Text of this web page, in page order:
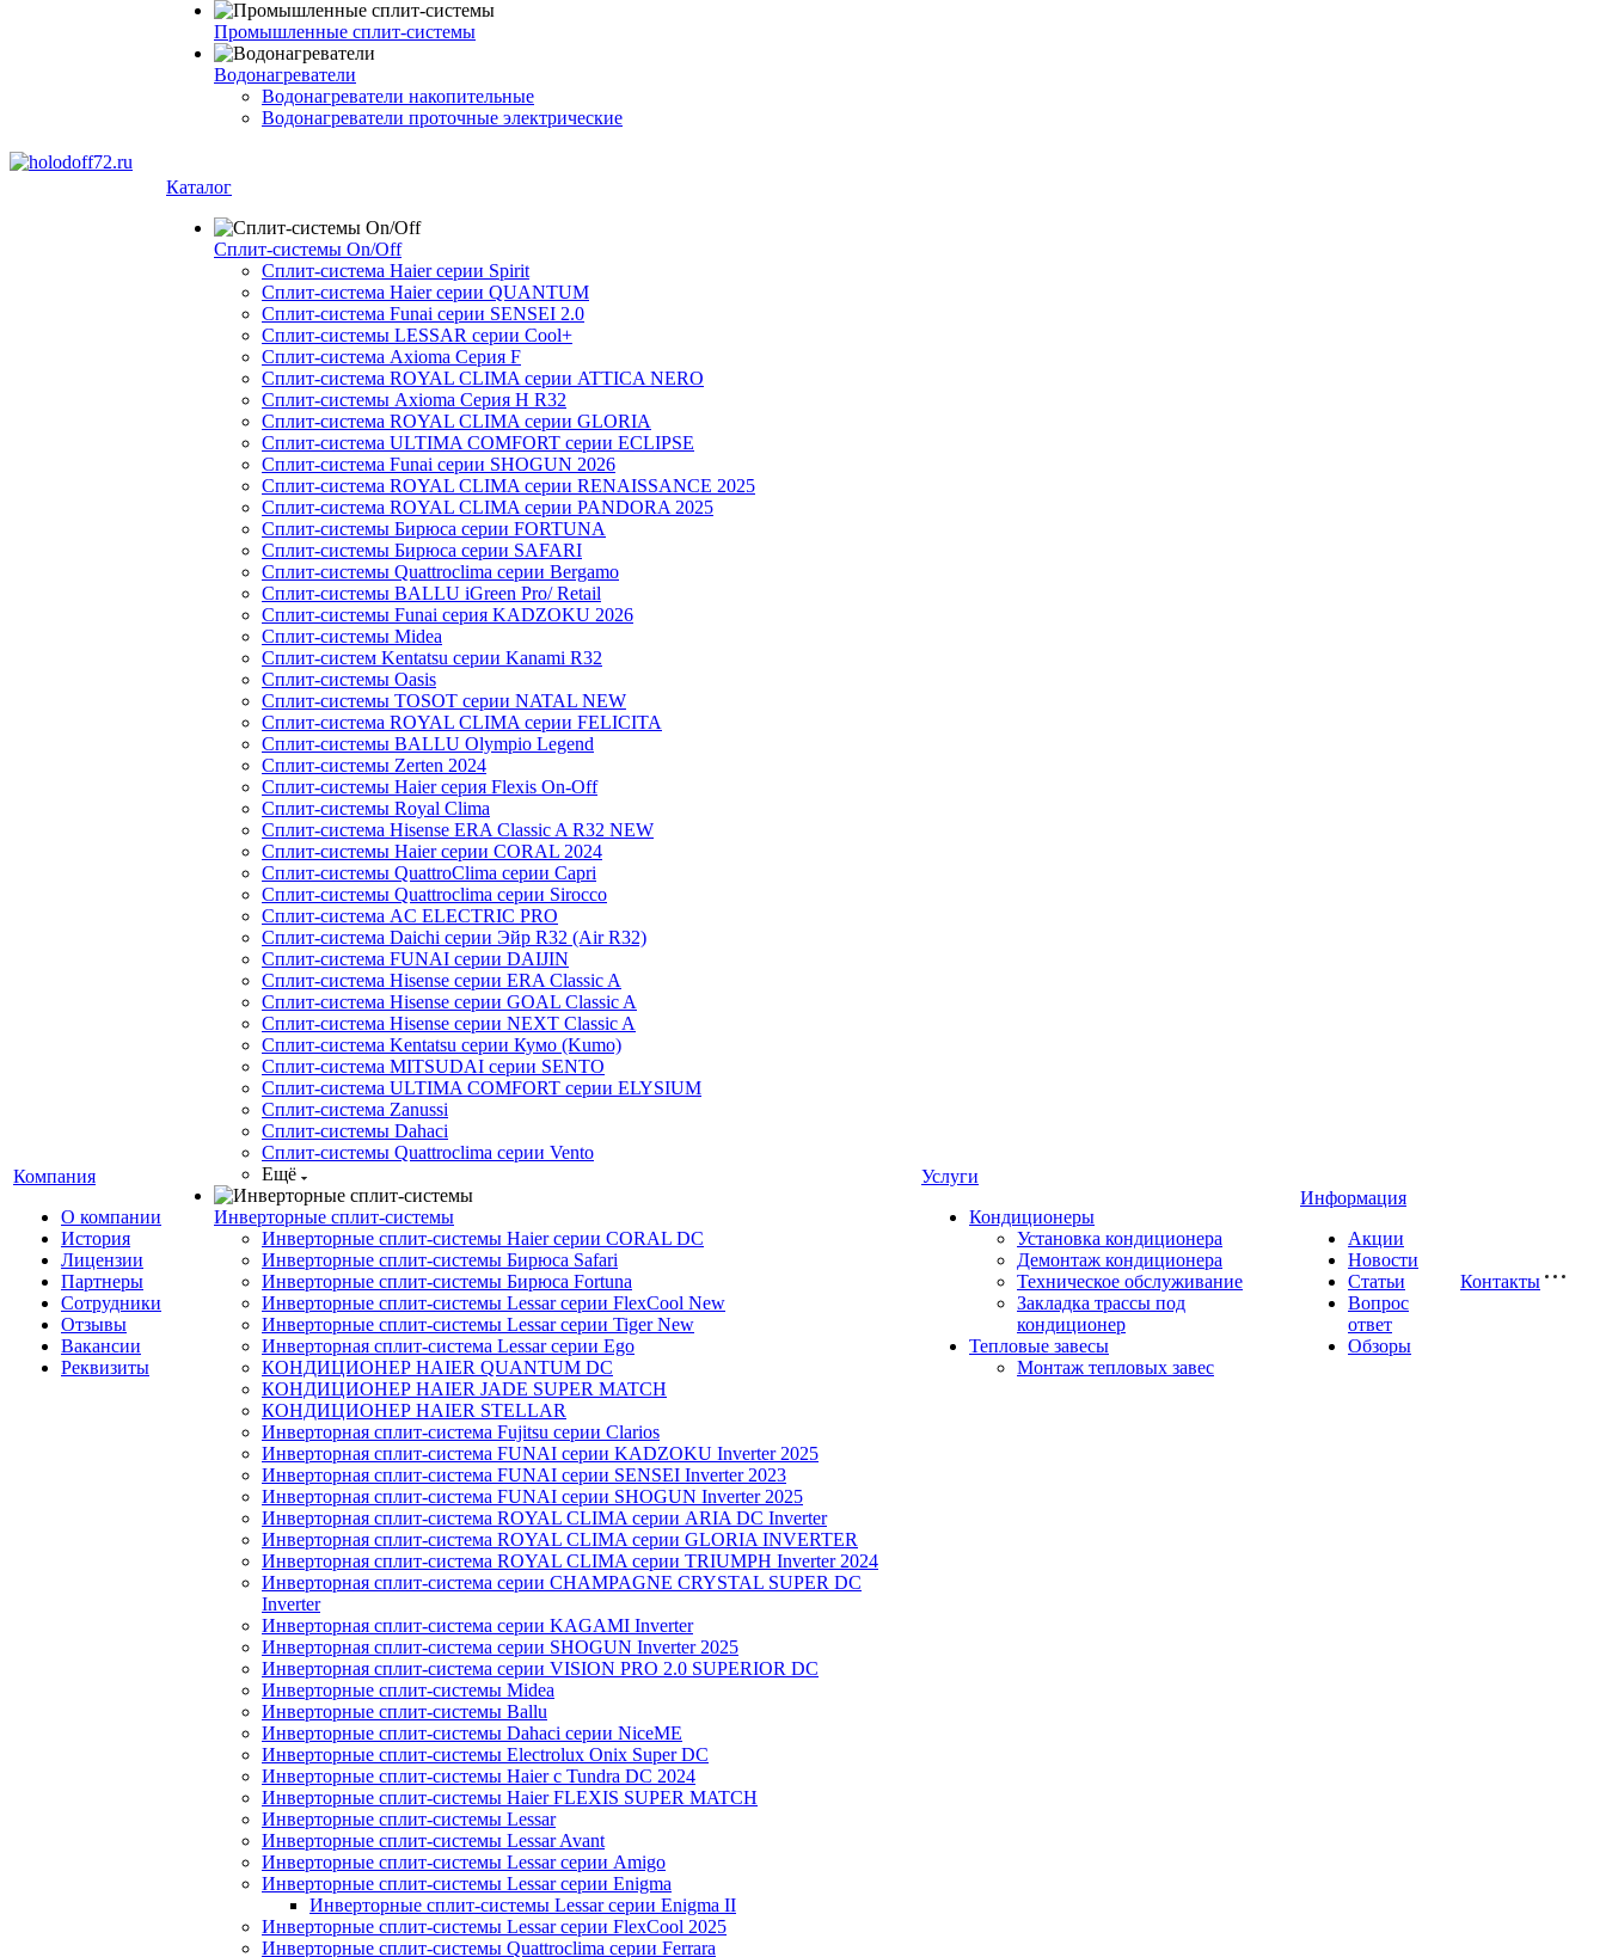
Промышленные сплит-системы
Водонагреватели
Водонагреватели накопительные
Водонагреватели проточные электрические
Компания
О компании
История
Лицензии
Партнеры
Сотрудники
Отзывы
Вакансии
Реквизиты
Каталог
Сплит-системы On/Off
Сплит-система Haier серии Spirit
Сплит-система Haier серии QUANTUM
Сплит-система Funai серии SENSEI 2.0
Сплит-системы LESSAR серии Cool+
Сплит-система Axioma Серия F
Сплит-система ROYAL CLIMA серии ATTICA NERO
Сплит-системы Axioma Серия H R32
Сплит-система ROYAL CLIMA серии GLORIA
Сплит-система ULTIMA COMFORT серии ECLIPSE
Сплит-система Funai серии SHOGUN 2026
Сплит-система ROYAL CLIMA серии RENAISSANCE 2025
Сплит-система ROYAL CLIMA серии PANDORA 2025
Сплит-системы Бирюса серии FORTUNA
Сплит-системы Бирюса серии SAFARI
Сплит-системы Quattroclima серии Bergamo
Сплит-системы BALLU iGreen Pro/ Retail
Сплит-системы Funai серия KADZOKU 2026
Сплит-системы Midea
Сплит-систем Kentatsu серии Kanami R32
Сплит-системы Oasis
Сплит-системы TOSOT серии NATAL NEW
Сплит-система ROYAL CLIMA серии FELICITA
Сплит-системы BALLU Olympio Legend
Сплит-системы Zerten 2024
Сплит-системы Haier серия Flexis On-Off
Сплит-системы Royal Clima
Сплит-система Hisense ERA Classic A R32 NEW
Сплит-системы Haier cерии CORAL 2024
Сплит-системы QuattroClima серии Capri
Сплит-системы Quattroclima серии Sirocco
Сплит-система AC ELECTRIC PRO
Сплит-система Daichi серии Эйр R32 (Air R32)
Сплит-система FUNAI серии DAIJIN
Сплит-система Hisense серии ERA Classic A
Сплит-система Hisense серии GOAL Classic A
Сплит-система Hisense серии NEXT Classic A
Сплит-система Kentatsu серии Кумо (Kumo)
Сплит-система MITSUDAI серии SENTO
Сплит-система ULTIMA COMFORT серии ELYSIUM
Сплит-система Zanussi
Сплит-системы Dahaci
Сплит-системы Quattroclima серии Vento
Ещё
Инверторные сплит-системы
Инверторные сплит-системы Haier серии CORAL DC
Инверторные сплит-системы Бирюса Safari
Инверторные сплит-системы Бирюса Fortuna
Инверторные сплит-системы Lessar серии FlexCool New
Инверторные сплит-системы Lessar серии Tiger New
Инверторная сплит-система Lessar серии Ego
КОНДИЦИОНЕР HAIER QUANTUM DC
КОНДИЦИОНЕР HAIER JADE SUPER MATCH
КОНДИЦИОНЕР HAIER STELLAR
Инверторная сплит-система Fujitsu серии Clarios
Инверторная сплит-система FUNAI серии KADZOKU Inverter 2025
Инверторная сплит-система FUNAI серии SENSEI Inverter 2023
Инверторная сплит-система FUNAI серии SHOGUN Inverter 2025
Инверторная сплит-система ROYAL CLIMA серии ARIA DC Inverter
Инверторная сплит-система ROYAL CLIMA серии GLORIA INVERTER
Инверторная сплит-система ROYAL CLIMA серии TRIUMPH Inverter 2024
Инверторная сплит-система серии CHAMPAGNE CRYSTAL SUPER DC
Inverter
Инверторная сплит-система серии KAGAMI Inverter
Инверторная сплит-система серии SHOGUN Inverter 2025
Инверторная сплит-система серии VISION PRO 2.0 SUPERIOR DC
Инверторные сплит-системы Midea
Инверторные сплит-системы Ballu
Инверторные сплит-системы Dahaci серии NiceME
Инверторные сплит-системы Electrolux Onix Super DC
Инверторные сплит-системы Haier c Tundra DC 2024
Инверторные сплит-системы Haier FLEXIS SUPER MATCH
Инверторные сплит-системы Lessar
Инверторные сплит-системы Lessar Avant
Инверторные сплит-системы Lessar серии Amigo
Инверторные сплит-системы Lessar серии Enigma
Инверторные сплит-системы Lessar серии Enigma II
Инверторные сплит-системы Lessar серии FlexCool 2025
Инверторные сплит-системы Quattroclima серии Ferrara
Услуги
Кондиционеры
Установка кондиционера
Демонтаж кондиционера
Техническое обслуживание
Закладка трассы под
кондиционер
Тепловые завесы
Монтаж тепловых завес
Информация
Акции
Новости
Статьи
Вопрос
ответ
Обзоры
Контакты